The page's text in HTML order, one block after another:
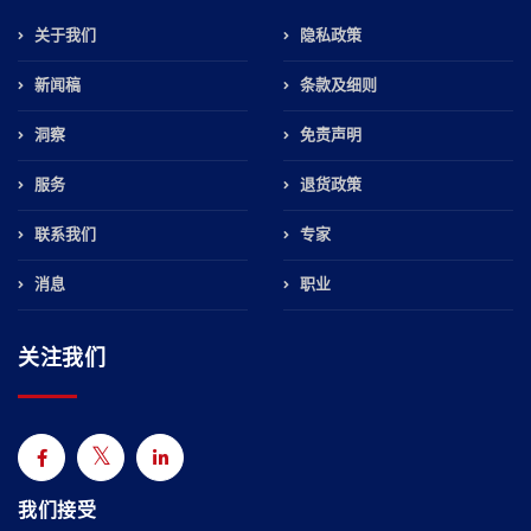
关于我们
新闻稿
洞察
服务
联系我们
消息
隐私政策
条款及细则
免责声明
退货政策
专家
职业
关注我们
我们接受